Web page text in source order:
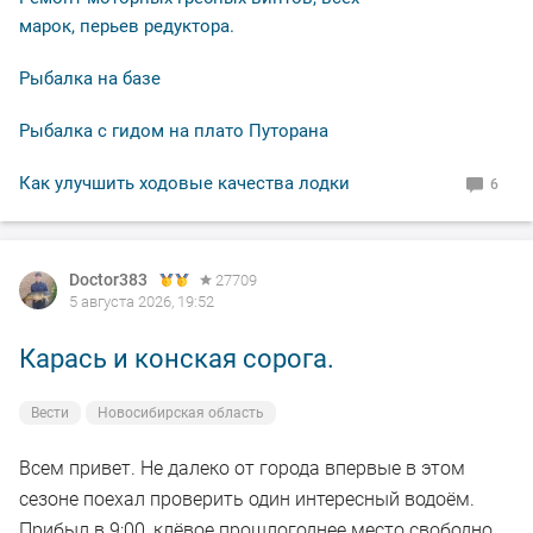
не было.
В общем свободное "окно" закрыл рыбалкой, чему и
По уровню воды всё путём, особых спадов и скачков
Рыбакам, НХНЧ и рыбацких дней!
марок, перьев редуктора.
Рыбалка на базе
Рыбалка с гидом на плато Путорана
Как улучшить ходовые качества лодки 6
Doctor383
27709
5 августа 2026, 19:52
Карась и конская сорога.
Вести Новосибирская область
Всем привет. Не далеко от города впервые в этом
сезоне поехал проверить один интересный водоём.